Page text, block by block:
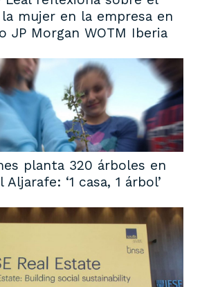
mujer en la empresa en
JP Morgan WOTM Iberia
planta 320 árboles en
‘1 casa, 1 árbol’